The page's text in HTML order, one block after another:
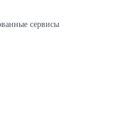
сервисы